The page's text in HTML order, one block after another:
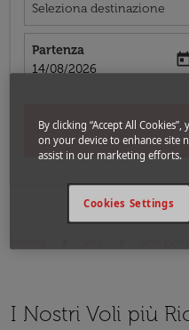
Seleziona destinazione
Partenza
fc-booking-departure-
14/08/2026
I Nostri Voli più
By clicking “Accept All
on your device to enhance site
assist in our marketing efforts.
Cookies Settings